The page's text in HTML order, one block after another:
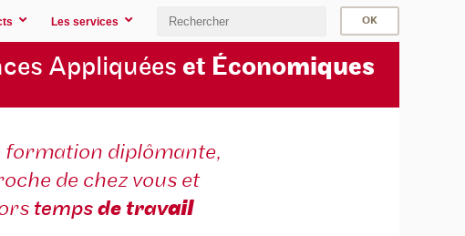
Les services
Appliquées et Économiques
formation diplômante,
de chez vous et
tempsde travail